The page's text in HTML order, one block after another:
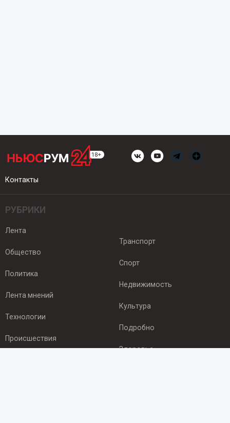
Контакты
РУБРИКИ
Лента
Общество
Политика
Лента мнений
Технологии
Происшествия
Транспорт
Спорт
Недвижимость
Культура
Подробно
Здоровье